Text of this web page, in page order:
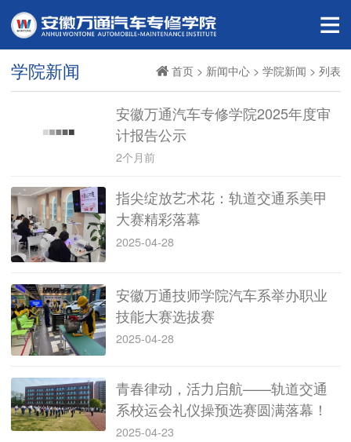
学院新闻 首页> 新闻中心> 学院新闻 > 列表
安徽万通汽车专修学院2025年度审
计报告公示
2个月前
指尖绽放艺术花：轨道交通系美甲
大赛精彩落幕
2025-04-28
安徽万通技师学院汽车系举办职业
技能大赛选拔赛
2025-04-28
青春律动，活力启航——轨道交通
系校运会礼仪操预选赛圆满落幕！
2025-04-23